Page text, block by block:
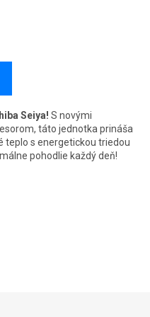
Seiya! S novými
táto jednotka prináša
teplo s energetickou triedou
pohodlie každý deň!